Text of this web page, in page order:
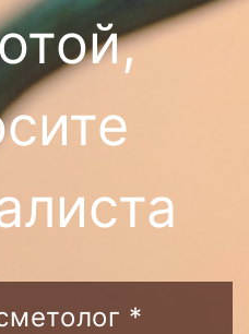
*